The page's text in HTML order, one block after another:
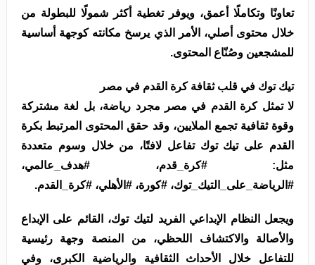
تعاونًا وتكاملًا أعمق، ويوفر تغطية أكثر شمولًا للبطولة من
خلال محتوى أصلي، الأمر الذي يرسخ مكانته كوجهة أساسية
للمشجعين وصُنّاع المحتوى.
تيك توك في قلب ثقافة كرة القدم في مصر
لا تمثل كرة القدم في مصر مجرد رياضة، بل لغة مشتركة
وقوة ثقافية تجمع الملايين، وقد حقق المحتوى المرتبط بكرة
القدم على تيك توك تفاعل لافتًا، من خلال وسوم متعددة
مثل: #كرة_قدم، #هدف_عالمي،
#الرياضة_على_التيك_توك، #كورة، #الأهلي، #كرة_القدم.
ويجعل النظام الإبداعي الفريد لتيك توك، القائم على الإبداع
والأصالة والاكتشاف اللحظي، من المنصة وجهة رئيسية
للتفاعل خلال الأحداث الثقافية والرياضية الكبرى، وفي